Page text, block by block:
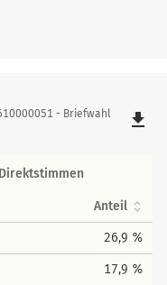
- Briefwahl
file_download
Direktstimmen
Anteil
26,9 %
17,9 %